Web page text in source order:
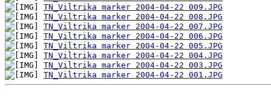
TN_Viltrika marker 2004-04-22 009.JPG
TN_Viltrika marker 2004-04-22 008.JPG
TN_Viltrika marker 2004-04-22 007.JPG
TN_Viltrika marker 2004-04-22 006.JPG
TN_Viltrika marker 2004-04-22 005.JPG
TN_Viltrika marker 2004-04-22 004.JPG
TN_Viltrika marker 2004-04-22 003.JPG
TN_Viltrika marker 2004-04-22 001.JPG